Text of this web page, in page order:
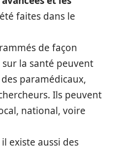
faites dans le
de façon
la santé peuvent
paramédicaux,
Ils peuvent
national, voire
existe aussi des